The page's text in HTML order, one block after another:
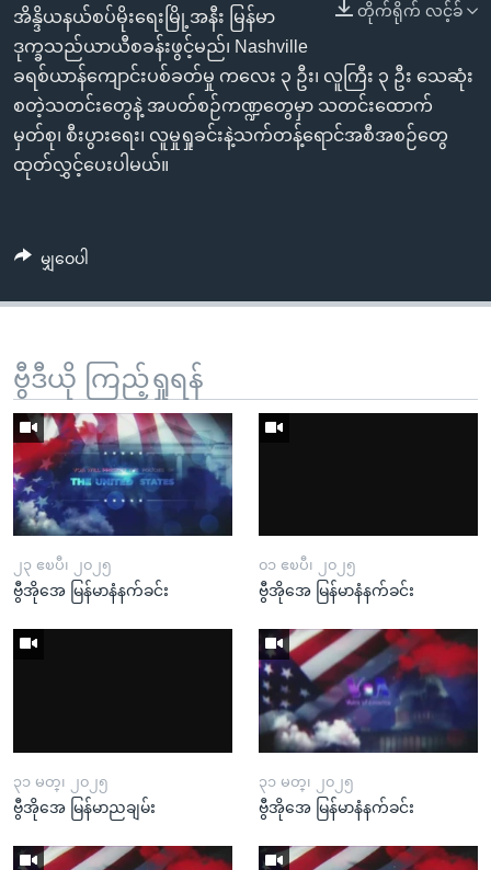
ကျော်
ကြည့်
ရန်
ရှာဖွေ
ရန်
နေရာ
ရန်
ဘာသာစကားများ
တိုက်ရိုက် လင့်ခ်
အိန္ဒိယနယ်စပ်မိုးရေးမြို့အနီး မြန်မာ
ဒုက္ခသည်ယာယီစခန်းဖွင့်မည်၊ Nashville
ခရစ်ယာန်ကျောင်းပစ်ခတ်မှု ကလေး ၃ ဦး၊ လူကြီး ၃ ဦး သေဆုံး
စတဲ့သတင်းတွေနဲ့ အပတ်စဉ်ကဏ္ဍတွေမှာ သတင်းထောက်
မှတ်စု၊ စီးပွားရေး၊ လူမှုရှုခင်းနဲ့သက်တန့်ရောင်အစီအစဉ်တွေ
ထုတ်လွှင့်ပေးပါမယ်။
မျှဝေပါ
ဗွီဒီယို ကြည့်ရှုရန်
၂၃ ဧၿပီ၊ ၂၀၂၅
ဗွီအိုအေ မြန်မာနံနက်ခင်း
၀၁ ဧၿပီ၊ ၂၀၂၅
ဗွီအိုအေ မြန်မာနံနက်ခင်း
၃၁ မတ္၊ ၂၀၂၅
ဗွီအိုအေ မြန်မာညချမ်း
၃၁ မတ္၊ ၂၀၂၅
ဗွီအိုအေ မြန်မာနံနက်ခင်း